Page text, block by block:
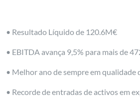
• Resultado Líquido de 120.6M€
• EBITDA avança 9,5% para mais de
• Melhor ano de sempre em qualidade
• Recorde de entradas de activos em